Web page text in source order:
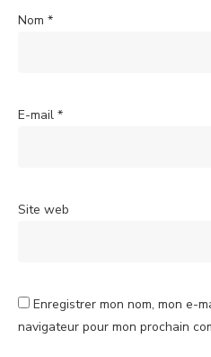
Nom *
E-mail *
Site web
Enregistrer mon nom, mon e-
navigateur pour mon prochain